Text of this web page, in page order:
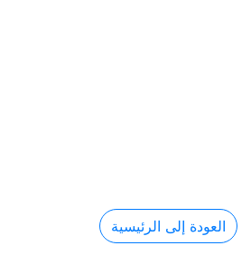
العودة إلى الرئيسية